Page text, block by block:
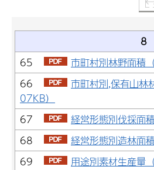
8
65
市町村別林野面積
66
市町村別,保有山林
07KB）
67
経営形態別伐採面
68
経営形態別造林面
69
用途別素材生産量